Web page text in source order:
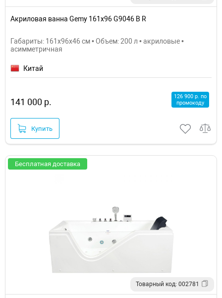
Акриловая ванна Gemy 161х96 G9046 B R
Габариты: 161x96x46 см • Объем: 200 л • акриловые •
асимметричная
Китай
141 000 р.
126 900 р. по
промокоду
Купить
Бесплатная доставка
Товарный код: 002781